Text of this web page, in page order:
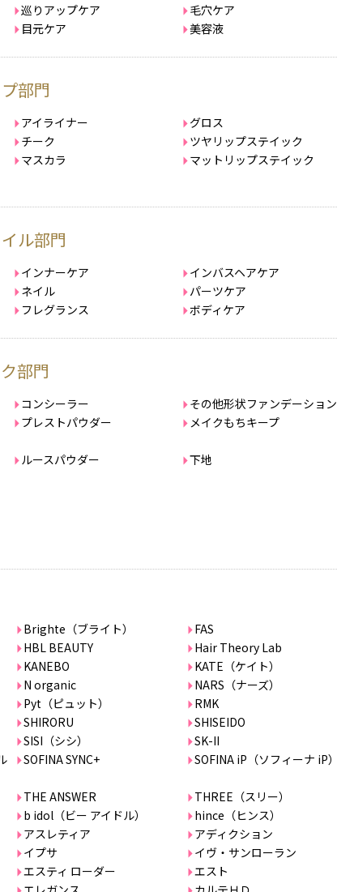
巡りアップケア
毛穴ケア
目元ケア 美容液
部門
アイライナー
グロス
チーク
ツヤリップステイック
マスカラ
マットリップステイック
ル部門
インナーケア
インバスヘアケア
ネイル
パーツケア
フレグランス ボディケア
部門
コンシーラー
その他形状ファンデーション
プレストパウダー メイクもちキープ
ルースパウダー 下地
Brighte（ブライト）
FAS
HBL BEAUTY
Hair Theory Lab
KANEBO
KATE（ケイト）
N organic
NARS（ナーズ）
Pyt（ピュット）
RMK
SHIRORU
SHISEIDO
SISI（シシ）
SK-II
SOFINA SYNC+ SOFINA iP（ソフィーナ iP）
THE ANSWER
THREE（スリー）
b idol（ビー アイドル）
hince（ヒンス）
アスレティア
アディクション
イプサ
イヴ・サンローラン
エスティ ローダー
エスト